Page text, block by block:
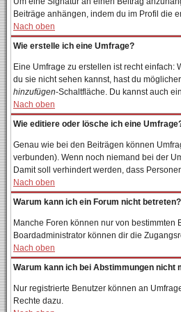
Beiträge anhängen, indem du im Profil die
Nach oben
Wie erstelle ich eine Umfrage?
Eine Umfrage zu erstellen ist recht
du sie nicht sehen kannst, hast du
hinzufügen-Schaltfläche. Du kannst auch
Nach oben
Wie editiere oder lösche ich eine
Genau wie bei den Beiträgen können
verbunden). Wenn noch niemand bei der
Damit soll verhindert werden, dass
Nach oben
Warum kann ich ein Forum nicht betreten?
Manche Foren können nur von
Boardadministrator können dir die
Nach oben
Warum kann ich bei Abstimmungen nicht
Nur registrierte Benutzer können an
Rechte dazu.